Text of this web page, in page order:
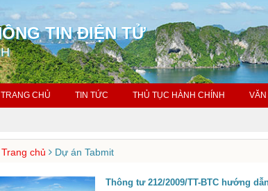
TIN ĐIỆN TỬ
TRANG CHỦ TIN TỨC THỦ TỤC HÀNH CHÍNH VĂN
Trang chủ Dự án Tabmit
Thông tư 212/2009/TT-BTC hướng